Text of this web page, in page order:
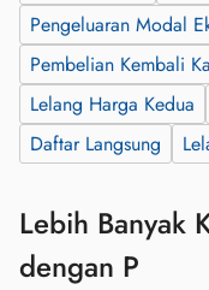
Pengeluaran Modal
Pembelian Kembali
Lelang Harga Kedua
Daftar Langsung
Lebih Banyak
dengan P